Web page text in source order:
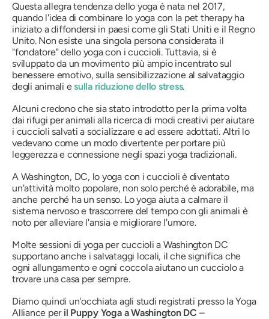
Questa allegra tendenza dello yoga è nata nel 2017,
quando l'idea di combinare lo yoga con la pet therapy ha
iniziato a diffondersi in paesi come gli Stati Uniti e il Regno
Unito. Non esiste una singola persona considerata il
"fondatore"dello yoga con i cuccioli. Tuttavia, si è
sviluppato da un movimento più ampio incentrato sul
benessere emotivo, sulla sensibilizzazione al salvataggio
degli animali esulla riduzione dello stress.
Alcuni credono che sia stato introdotto per la prima volta
dai rifugi per animali alla ricerca di modi creativi per aiutare
i cuccioli salvati a socializzare e ad essere adottati. Altri lo
vedevano come un modo divertente per portare più
leggerezza e connessione negli spazi yoga tradizionali.
A Washington, DC, lo yoga con i cuccioli è diventato
un'attività molto popolare, non solo perché è adorabile, ma
anche perché ha un senso. Lo yoga aiuta a calmare il
sistema nervoso e trascorrere del tempo con gli animali è
noto per alleviare l'ansia e migliorare l'umore.
Molte sessioni di yoga per cuccioli a Washington DC
supportano anche i salvataggi locali, il che significa che
ogni allungamento e ogni coccola aiutano un cucciolo a
trovare una casa per sempre.
Diamo quindi un'occhiata agli studi registrati presso la Yoga
Alliance per il Puppy Yoga a Washington DC –